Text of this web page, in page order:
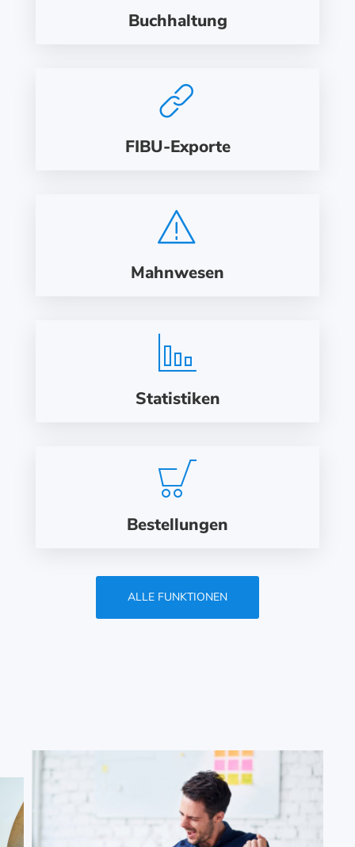
Buchhaltung
FIBU-Exporte
Mahnwesen
Statistiken
Bestellungen
ALLE FUNKTIONEN